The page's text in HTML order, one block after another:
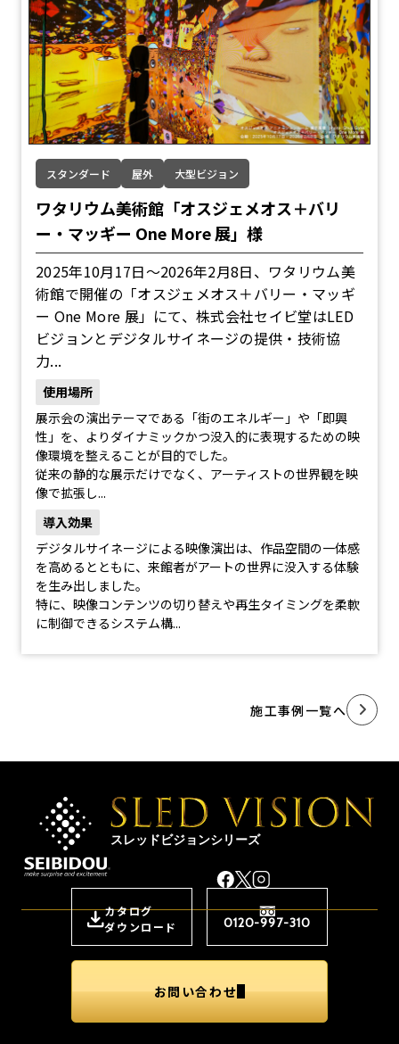
施工事例一覧へ
スタンダード 屋外 大型ビジョン
ワタリウム美術館「オスジェメオス＋バリ
ー・マッギー One More 展」様
2025年10月17日〜2026年2月8日、ワタリウム美
術館で開催の「オスジェメオス＋バリー・マッギ
ー One More 展」にて、株式会社セイビ堂はLED
ビジョンとデジタルサイネージの提供・技術協
力...
使用場所
展示会の演出テーマである「街のエネルギー」や「即興
性」を、よりダイナミックかつ没入的に表現するための映
像環境を整えることが目的でした。
従来の静的な展示だけでなく、アーティストの世界観を映
像で拡張し...
導入効果
デジタルサイネージによる映像演出は、作品空間の一体感
を高めるとともに、来館者がアートの世界に没入する体験
を生み出しました。
特に、映像コンテンツの切り替えや再生タイミングを柔軟
に制御できるシステム構...
スレッドビジョンシリーズ
カタログ
ダウンロード
0120-997-310
お問い合わせ